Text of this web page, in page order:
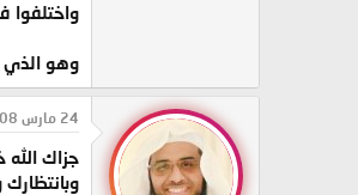
واختلفوا
وهو الذي
24 مارس 2008
جزاك الله